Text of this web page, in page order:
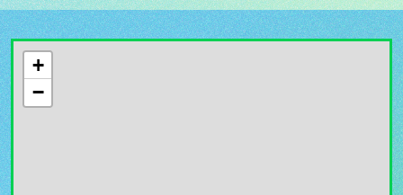
+
−